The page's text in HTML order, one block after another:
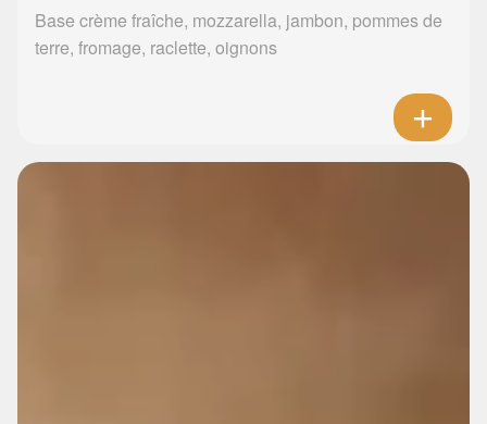
Base crème fraîche, mozzarella, jambon, pommes de
terre, fromage, raclette, oignons